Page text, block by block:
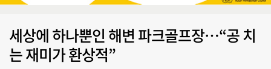
세상에 하나뿐인 해변 파크골프장…“공 치
는 재미가 환상적”